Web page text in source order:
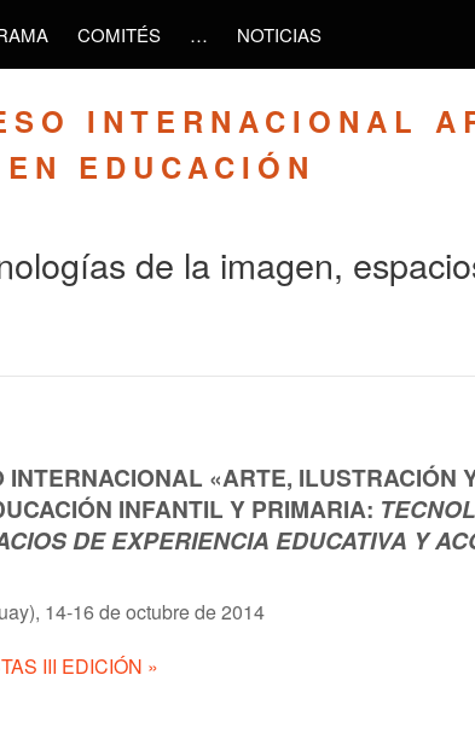
COMITÉS … NOTICIAS
INTERNACIONAL
EDUCACIÓN
de la imagen,
INTERNACIONAL «ARTE, ILUSTRACIÓN
INFANTIL Y PRIMARIA:
DE EXPERIENCIA EDUCATIVA Y
14-16 de octubre de 2014
III EDICIÓN »